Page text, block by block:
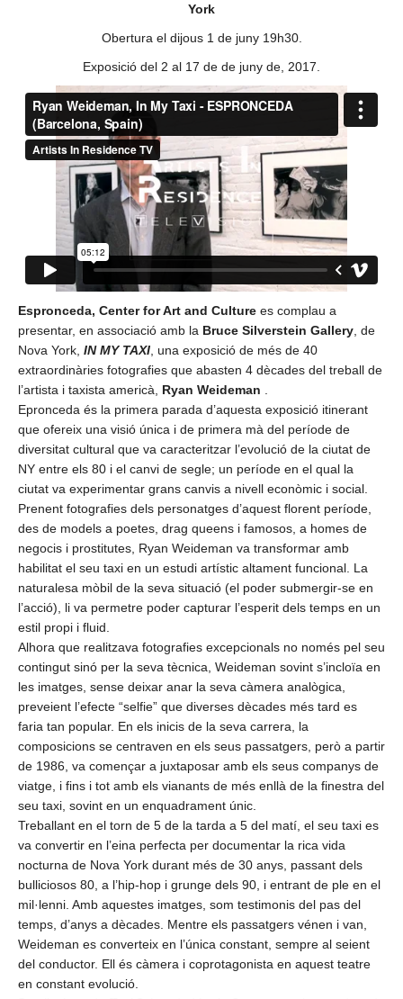
York
Obertura el dijous 1 de juny 19h30.
Exposició del 2 al 17 de de juny de, 2017.
Espronceda, Center for Art and Culture es complau a
presentar, en associació amb la Bruce Silverstein Gallery , de
Nova York, IN MY TAXI , una exposició de més de 40
extraordinàries fotografies que abasten 4 dècades del treball de
l’artista i taxista americà, Ryan Weideman
Epronceda és la primera parada d’aquesta exposició itinerant
que ofereix una visió única i de primera mà del període de
diversitat cultural que va caracteritzar l’evolució de la ciutat de
NY entre els 80 i el canvi de segle; un període en el qual la
ciutat va experimentar grans canvis a nivell econòmic i social.
Prenent fotografies dels personatges d’aquest florent període,
des de models a poetes, drag queens i famosos, a homes de
negocis i prostitutes, Ryan Weideman va transformar amb
habilitat el seu taxi en un estudi artístic altament funcional. La
naturalesa mòbil de la seva situació (el poder submergir-se en
l’acció), li va permetre poder capturar l’esperit dels temps en un
estil propi i fluid.
Alhora que realitzava fotografies excepcionals no només pel seu
contingut sinó per la seva tècnica, Weideman sovint s’incloïa en
les imatges, sense deixar anar la seva càmera analògica,
preveient l’efecte “selfie” que diverses dècades més tard es
faria tan popular. En els inicis de la seva carrera, la
composicions se centraven en els seus passatgers, però a partir
de 1986, va començar a juxtaposar amb els seus companys de
viatge, i fins i tot amb els vianants de més enllà de la finestra del
seu taxi, sovint en un enquadrament únic.
Treballant en el torn de 5 de la tarda a 5 del matí, el seu taxi es
va convertir en l’eina perfecta per documentar la rica vida
nocturna de Nova York durant més de 30 anys, passant dels
bulliciosos 80, a l’hip-hop i grunge dels 90, i entrant de ple en el
mil·lenni. Amb aquestes imatges, som testimonis del pas del
temps, d’anys a dècades. Mentre els passatgers vénen i van,
Weideman es converteix en l’única constant, sempre al seient
del conductor. Ell és càmera i coprotagonista en aquest teatre
en constant evolució.